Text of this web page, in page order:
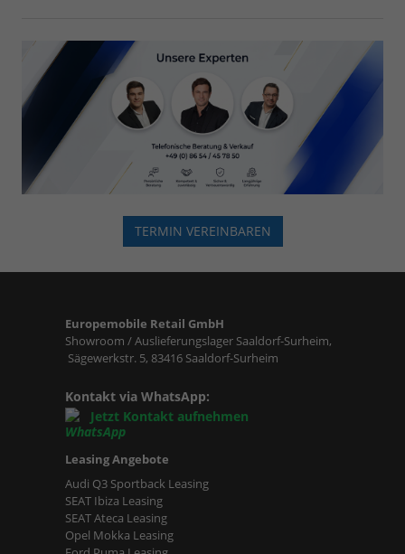
TERMIN VEREINBAREN
Europemobile Retail GmbH
Showroom / Auslieferungslager Saaldorf-Surheim,
Sägewerkstr. 5, 83416 Saaldorf-Surheim
Kontakt via WhatsApp:
Jetzt Kontakt aufnehmen
Leasing Angebote
Audi Q3 Sportback Leasing
SEAT Ibiza Leasing
SEAT Ateca Leasing
Opel Mokka Leasing